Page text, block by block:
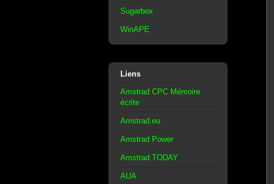
Sugarbox
WinAPE
Liens
Amstrad CPC Mémoire
écrite
Amstrad.eu
Amstrad Power
Amstrad TODAY
AUA